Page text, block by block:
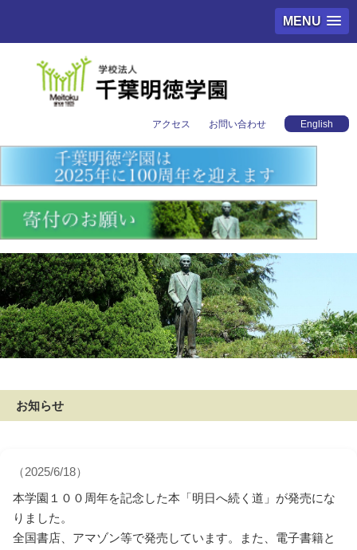
MENU
アクセス お問い合わせ English
お知らせ
（2025/6/18）
本学園１００周年を記念した本「明日へ続く道」が発売にな
りました。
全国書店、アマゾン等で発売しています。また、電子書籍と